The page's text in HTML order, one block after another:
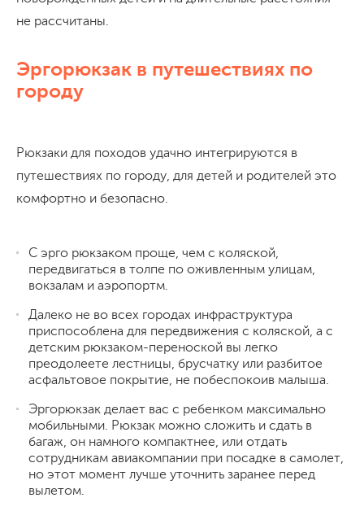
не рассчитаны.
Эргорюкзак в путешествиях по
городу
Рюкзаки для походов удачно интегрируются в
путешествиях по городу, для детей и родителей это
комфортно и безопасно.
С эрго рюкзаком проще, чем с коляской,
передвигаться в толпе по оживленным улицам,
вокзалам и аэропортм.
Далеко не во всех городах инфраструктура
приспособлена для передвижения с коляской, а с
детским рюкзаком-переноской вы легко
преодолеете лестницы, брусчатку или разбитое
асфальтовое покрытие, не побеспокоив малыша.
Эргорюкзак делает вас с ребенком максимально
мобильными. Рюкзак можно сложить и сдать в
багаж, он намного компактнее, или отдать
сотрудникам авиакомпании при посадке в самолет,
но этот момент лучше уточнить заранее перед
вылетом.